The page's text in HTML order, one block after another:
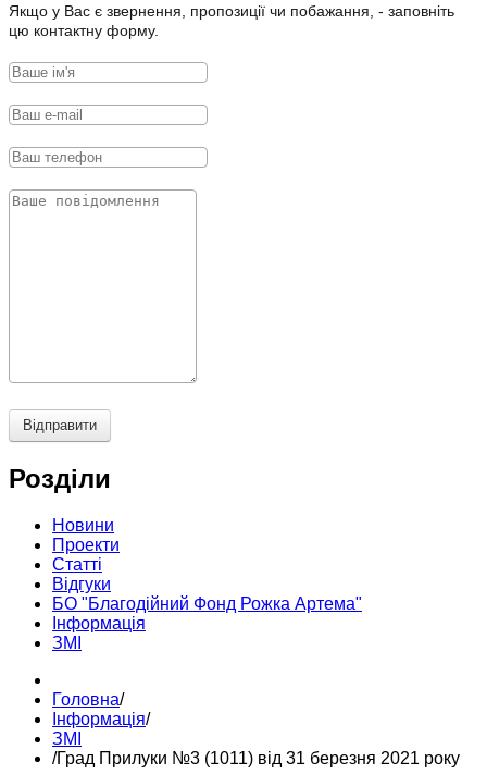
Якщо у Вас є звернення, пропозиції чи побажання, - заповніть
цю контактну форму.
Відправити
Розділи
Новини
Проекти
Статті
Відгуки
БО "Благодійний Фонд Рожка Артема"
Інформація
ЗМІ
Головна/
Інформація/
ЗМІ
/Град Прилуки №3 (1011) від 31 березня 2021 року